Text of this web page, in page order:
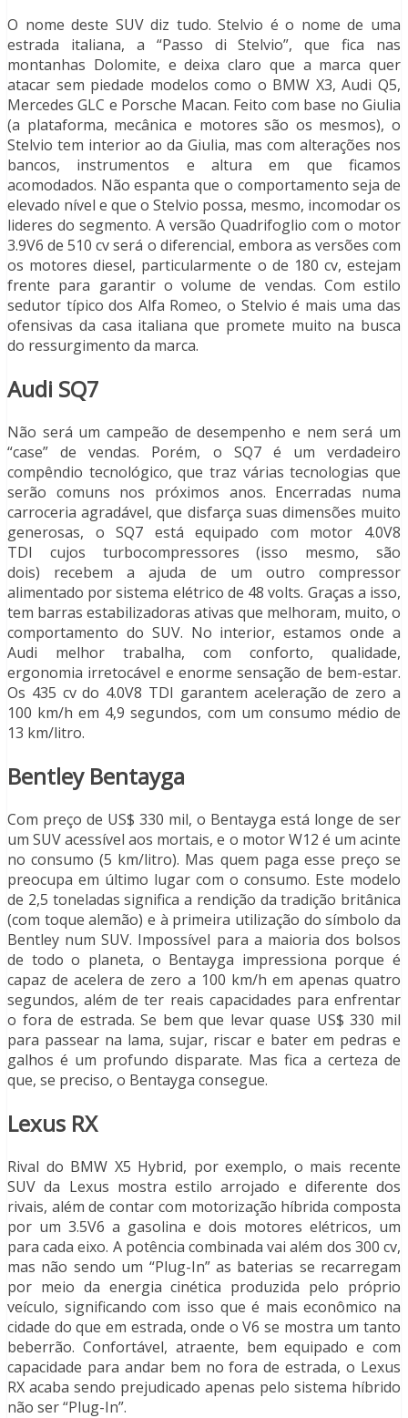
O nome deste SUV diz tudo. Stelvio é o nome de uma
estrada italiana, a “Passo di Stelvio”, que fica nas
montanhas Dolomite, e deixa claro que a marca quer
atacar sem piedade modelos como o BMW X3, Audi Q5,
Mercedes GLC e Porsche Macan. Feito com base no Giulia
(a plataforma, mecânica e motores são os mesmos), o
Stelvio tem interior ao da Giulia, mas com alterações nos
bancos, instrumentos e altura em que ficamos
acomodados. Não espanta que o comportamento seja de
elevado nível e que o Stelvio possa, mesmo, incomodar os
lideres do segmento. A versão Quadrifoglio com o motor
3.9V6 de 510 cv será o diferencial, embora as versões com
os motores diesel, particularmente o de 180 cv, estejam
frente para garantir o volume de vendas. Com estilo
sedutor típico dos Alfa Romeo, o Stelvio é mais uma das
ofensivas da casa italiana que promete muito na busca
do ressurgimento da marca.
Audi SQ7
Não será um campeão de desempenho e nem será um
“case” de vendas. Porém, o SQ7 é um verdadeiro
compêndio tecnológico, que traz várias tecnologias que
serão comuns nos próximos anos. Encerradas numa
carroceria agradável, que disfarça suas dimensões muito
generosas, o SQ7 está equipado com motor 4.0V8
TDI cujos turbocompressores (isso mesmo, são
dois) recebem a ajuda de um outro compressor
alimentado por sistema elétrico de 48 volts. Graças a isso,
tem barras estabilizadoras ativas que melhoram, muito, o
comportamento do SUV. No interior, estamos onde a
Audi melhor trabalha, com conforto, qualidade,
ergonomia irretocável e enorme sensação de bem-estar.
Os 435 cv do 4.0V8 TDI garantem aceleração de zero a
100 km/h em 4,9 segundos, com um consumo médio de
13 km/litro.
Bentley Bentayga
Com preço de US$ 330 mil, o Bentayga está longe de ser
um SUV acessível aos mortais, e o motor W12 é um acinte
no consumo (5 km/litro). Mas quem paga esse preço se
preocupa em último lugar com o consumo. Este modelo
de 2,5 toneladas significa a rendição da tradição britânica
(com toque alemão) e à primeira utilização do símbolo da
Bentley num SUV. Impossível para a maioria dos bolsos
de todo o planeta, o Bentayga impressiona porque é
capaz de acelera de zero a 100 km/h em apenas quatro
segundos, além de ter reais capacidades para enfrentar
o fora de estrada. Se bem que levar quase US$ 330 mil
para passear na lama, sujar, riscar e bater em pedras e
galhos é um profundo disparate. Mas fica a certeza de
que, se preciso, o Bentayga consegue.
Lexus RX
Rival do BMW X5 Hybrid, por exemplo, o mais recente
SUV da Lexus mostra estilo arrojado e diferente dos
rivais, além de contar com motorização híbrida composta
por um 3.5V6 a gasolina e dois motores elétricos, um
para cada eixo. A potência combinada vai além dos 300 cv,
mas não sendo um “Plug-In” as baterias se recarregam
por meio da energia cinética produzida pelo próprio
veículo, significando com isso que é mais econômico na
cidade do que em estrada, onde o V6 se mostra um tanto
beberrão. Confortável, atraente, bem equipado e com
capacidade para andar bem no fora de estrada, o Lexus
RX acaba sendo prejudicado apenas pelo sistema híbrido
não ser “Plug-In”.